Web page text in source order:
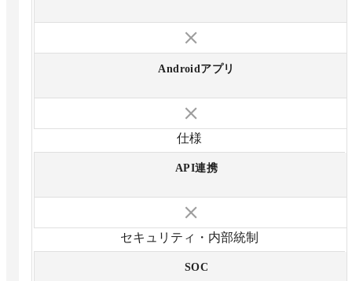
Androidアプリ
仕様
API連携
セキュリティ・内部統制
SOC